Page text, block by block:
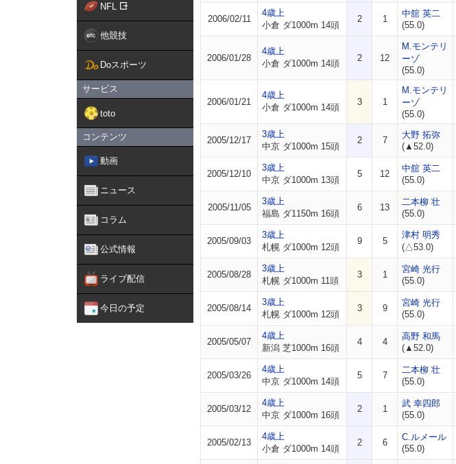
NFL
他競技
Doスポーツ
サービス
toto
コンテンツ
動画
ニュース
コラム
公式情報
ライブ配信
今日の予定
2006/02/11
4歳上
小倉 ダ1000m 14頭
2 1
中舘 英二
(55.0)
2006/01/28
4歳上
小倉 ダ1000m 14頭
2 12
M.モンテリ
ーゾ
(55.0)
2006/01/21
4歳上
小倉 ダ1000m 14頭
3 1
M.モンテリ
ーゾ
(55.0)
2005/12/17
3歳上
中京 ダ1000m 15頭
2 7
大野 拓弥
(▲52.0)
2005/12/10
3歳上
中京 ダ1000m 13頭
5 12
中舘 英二
(55.0)
2005/11/05
3歳上
福島 ダ1150m 16頭
6 13
二本柳 壮
(55.0)
2005/09/03
3歳上
札幌 ダ1000m 12頭
9 5
津村 明秀
(△53.0)
2005/08/28
3歳上
札幌 ダ1000m 11頭
3 1
宮崎 光行
(55.0)
2005/08/14
3歳上
札幌 ダ1000m 12頭
3 9
宮崎 光行
(55.0)
2005/05/07
4歳上
新潟 芝1000m 16頭
4 4
高野 和馬
(▲52.0)
2005/03/26
4歳上
中京 ダ1000m 14頭
5 7
二本柳 壮
(55.0)
2005/03/12
4歳上
中京 ダ1000m 16頭
2 1
武 幸四郎
(55.0)
2005/02/13
4歳上
小倉 ダ1000m 14頭
2 6
C.ルメール
(55.0)